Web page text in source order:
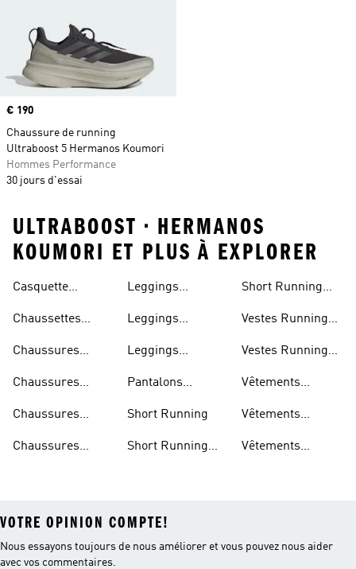
Prix
€ 190
Chaussure de running
Ultraboost 5 Hermanos Koumori
Hommes Performance
30 jours d'essai
ULTRABOOST • HERMANOS
KOUMORI ET PLUS À EXPLORER
Casquette
Chaussettes
Chaussures
Chaussures
Chaussures
Chaussures
Leggings
Leggings
Leggings
Pantalons
Short Running
Short Running
Short Running
Vestes Running
Vestes Running
Vêtements
Vêtements
Vêtements
VOTRE OPINION COMPTE!
Nous essayons toujours de nous améliorer et vous pouvez nous aider
avec vos commentaires.